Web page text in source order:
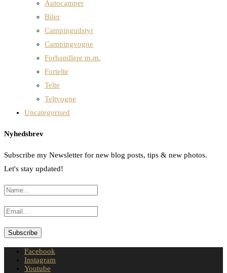
Autocamper
Biler
Campingudstyr
Campingvogne
Forhandlere m.m.
Fortelte
Telte
Teltvogne
Uncategorised
Nyhedsbrev
Subscribe my Newsletter for new blog posts, tips & new photos.
Let's stay updated!
Facebook
Instagram
Youtube